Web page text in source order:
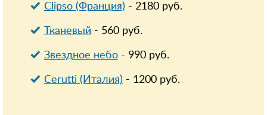
Clipso (Франция) - 2180руб.
Тканевый- 560руб.
Звездное небо- 990руб.
Cerutti (Италия) - 1200руб.